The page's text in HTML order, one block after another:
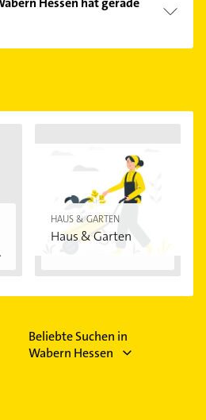
profitieren Sie von den
können Sie sich
sortiert anzeigen lassen.
Sie alleÖffnungszeiten.
HAUS & GARTEN
Haus & Garten
Beliebte Suchen in
Wabern Hessen